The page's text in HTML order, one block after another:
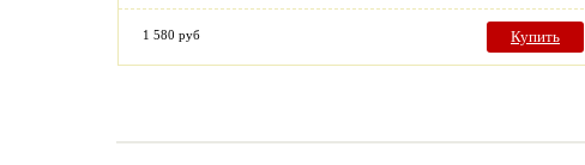
1 580 руб Купить